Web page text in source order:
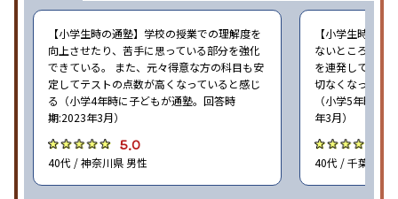
【小学生時の通塾】学校の授業での理解度を
向上させたり、苦手に思っている部分を強化
できている。 また、元々得意な方の科目も安
定してテストの点数が高くなっていると感じ
る（小学4年時に子どもが通塾。回答時
期:2023年3月）
5.0
40代 / 神奈川県 男性
【小学生時の通
ないところがあ
を連発していた
切なくなった。
（小学5年時に
年3月）
40代 / 千葉県 女